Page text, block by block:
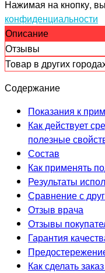
Нажимая на кнопку,
конфиденциальности
Описание
Отзывы
Товар в других
Содержание
Показания к
Как действует
полезные
Состав
Как применять
Результаты
Сравнение с
Отзыв врача
Отзывы
Гарантия
Как сделать